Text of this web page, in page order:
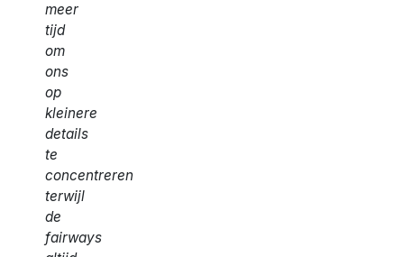
meer
tijd
om
ons
op
kleinere
details
te
concentreren
terwijl
de
fairways